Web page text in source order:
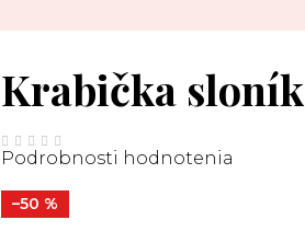
Krabička sloník
Priemerné
hodnotenie
produktu
0,0
5
Podrobnosti hodnotenia
–50 %